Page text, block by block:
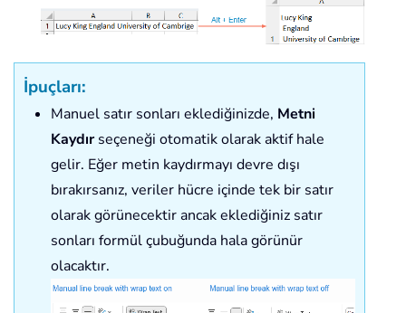
İpuçları:
Manuel satır sonları eklediğinizde, Metni
Kaydırseçeneği otomatik olarak aktif hale
gelir. Eğer metin kaydırmayı devre dışı
bırakırsanız, veriler hücre içinde tek bir satır
olarak görünecektir ancak eklediğiniz satır
sonları formül çubuğunda hala görünür
olacaktır.